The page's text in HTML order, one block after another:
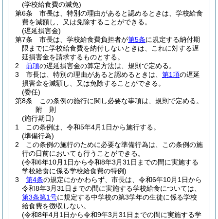
(学校給食費の減免)
第6条
市長は、特別の理由があると認めるときは、学校給食
費を減額し、又は免除することができる。
(遅延損害金)
第7条
市長は、学校給食費負担者が第5条に規定する納付期
限までに学校給食費を納付しないときは、これに対する遅
延損害金を請求するものとする。
2
前項の遅延損害金の算定方法は、規則で定める。
3
市長は、特別の理由があると認めるときは、 第1項の遅延
損害金を減額し、又は免除することができる。
(委任)
第8条
この条例の施行に関し必要な事項は、規則で定める。
附 則
(施行期日)
1
この条例は、令和5年4月1日から施行する。
(準備行為)
2
この条例の施行のために必要な準備行為は、この条例の施
行の日前においても行うことができる。
(令和6年10月1日から令和8年3月31日までの間に実施する
学校給食に係る学校給食費の特例)
3
第4条の規定にかかわらず、市長は、令和6年10月1日から
令和8年3月31日までの間に実施する学校給食については、
第3条第1号に規定する中学校の第3学年の生徒に係る学校
給食費を徴収しない。
(令和8年4月1日から令和9年3月31日までの間に実施する学